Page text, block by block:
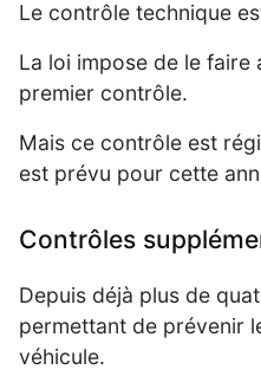
Le contrôle technique
La loi impose de le faire
premier contrôle.
Mais ce contrôle est
est prévu pour cette
Contrôles
Depuis déjà plus de
permettant de prévenir
véhicule.